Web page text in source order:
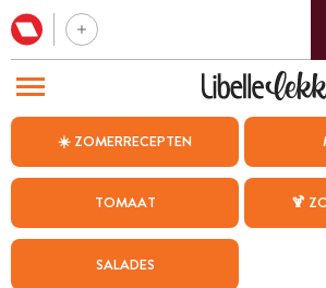
☀️ ZOMERRECEPTEN
TOMAAT 🍹
SALADES
BEZOEK ONZE ANDERE WEBSITES
WEEKMENU
CHAT MET MAIA